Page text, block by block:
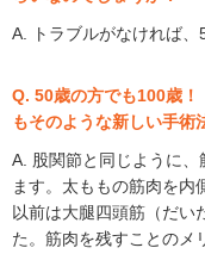
A. トラブルがなければ、
Q. 50歳の方でも100歳
もそのような新しい手術
A. 股関節と同じように
ます。太ももの筋肉を内
以前は大腿四頭筋（だい
た。筋肉を残すことのメ